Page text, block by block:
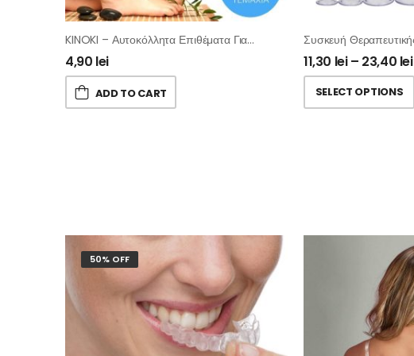
KINOKI – Αυτοκόλλητα Επιθέματα Για Αποτοξίνωση Του Οργανισμού – Σετ 10 Τμχ
4,90 lei
ADD TO CART
11,30 lei– 23,40 lei
SELECT OPTIONS
50% OFF